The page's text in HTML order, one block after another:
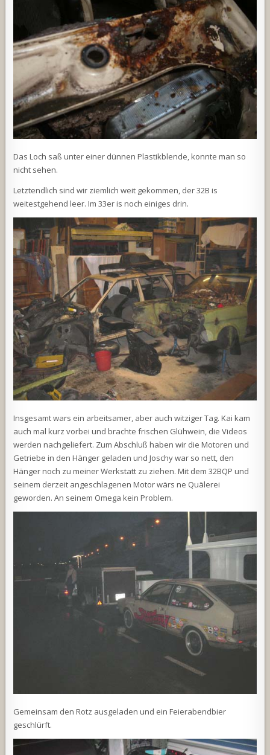
Das Loch saß unter einer dünnen Plastikblende, konnte man so
nicht sehen.
Letztendlich sind wir ziemlich weit gekommen, der 32B is
weitestgehend leer. Im 33er is noch einiges drin.
Insgesamt wars ein arbeitsamer, aber auch witziger Tag. Kai kam
auch mal kurz vorbei und brachte frischen Glühwein, die Videos
werden nachgeliefert. Zum Abschluß haben wir die Motoren und
Getriebe in den Hänger geladen und Joschy war so nett, den
Hänger noch zu meiner Werkstatt zu ziehen. Mit dem 32BQP und
seinem derzeit angeschlagenen Motor wärs ne Quälerei
geworden. An seinem Omega kein Problem.
Gemeinsam den Rotz ausgeladen und ein Feierabendbier
geschlürft.